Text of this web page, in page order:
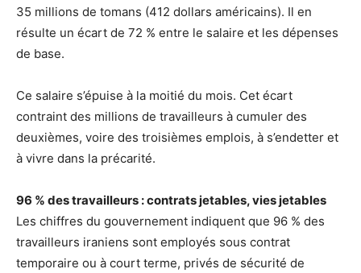
35 millions de tomans (412 dollars américains). Il en
résulte un écart de 72 % entre le salaire et les dépenses
de base.
Ce salaire s’épuise à la moitié du mois. Cet écart
contraint des millions de travailleurs à cumuler des
deuxièmes, voire des troisièmes emplois, à s’endetter et
à vivre dans la précarité.
96 % des travailleurs : contrats jetables, vies jetables
Les chiffres du gouvernement indiquent que 96 % des
travailleurs iraniens sont employés sous contrat
temporaire ou à court terme, privés de sécurité de